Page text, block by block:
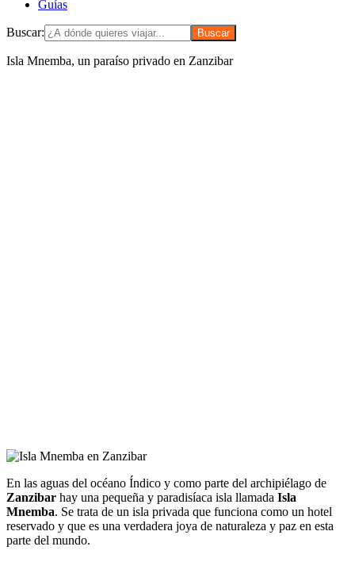
Guías
Buscar:
Isla Mnemba, un paraíso privado en Zanzibar
En las aguas del océano Índico y como parte del archipiélago de
Zanzibar hay una pequeña y paradisíaca isla llamada Isla
Mnemba. Se trata de un isla privada que funciona como un hotel
reservado y que es una verdadera joya de naturaleza y paz en esta
parte del mundo.